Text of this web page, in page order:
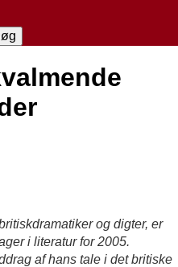
og digter, er
i literatur for 2005.
af hans tale i det britiske